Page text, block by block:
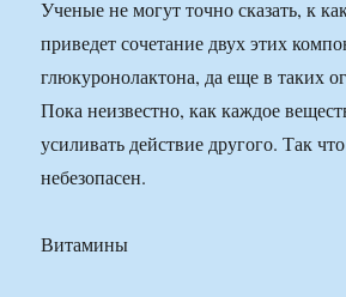
Ученые не могут точно сказать, к
приведет сочетание двух этих
глюкуронолактона, да еще в таких
Пока неизвестно, как каждое
усиливать действие другого. Так
небезопасен.
Витамины